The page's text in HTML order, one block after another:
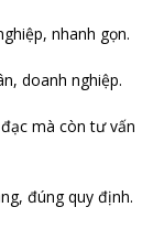
nhanh gọn.
doanh nghiệp.
mà còn tư vấn
đúng quy định.